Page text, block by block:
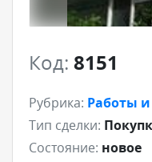
Код: 8151
Рубрика: Работы и
Тип сделки:
Состояние: новое